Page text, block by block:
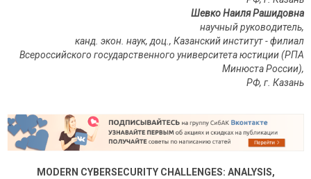
Шевко Наиля Рашидовна
научный руководитель,
канд. экон. наук, доц., Казанский институт - филиал
Всероссийского государственного университета юстиции (РПА
Минюста России),
РФ, г Казань
MODERN CYBERSECURITY CHALLENGES: ANALYSIS,